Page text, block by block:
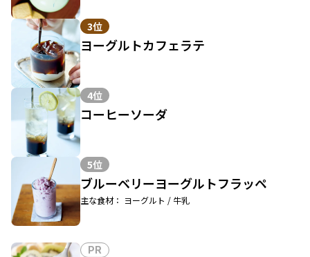
3位
ヨーグルトカフェラテ
4位
コーヒーソーダ
5位
ブルーベリーヨーグルトフラッペ
主な食材： ヨーグルト / 牛乳
PR